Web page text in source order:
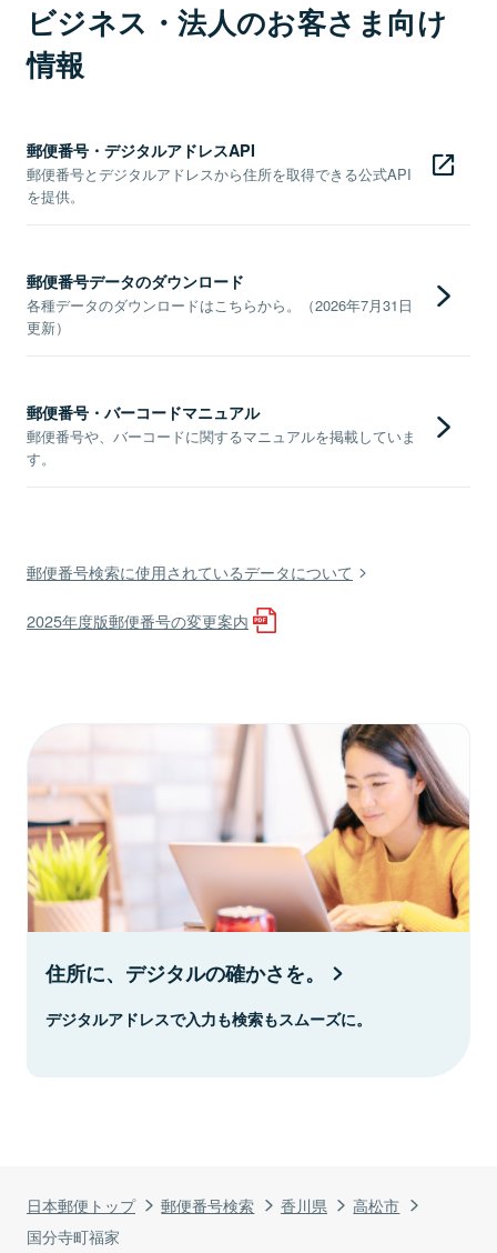
日本郵便トップ 郵便番号検索 香川県
高松市
国分寺町福家
ビジネス・法人のお客さま向け
情報
郵便番号・デジタルアドレスAPI
郵便番号とデジタルアドレスから住所を取得できる公式API
を提供。
郵便番号データのダウンロード
各種データのダウンロードはこちらから。（2026年7月31日
更新）
郵便番号・バーコードマニュアル
郵便番号や、バーコードに関するマニュアルを掲載していま
す。
郵便番号検索に使用されているデータについて
2025年度版郵便番号の変更案内
住所に、デジタルの確かさを。
デジタルアドレスで入力も検索もスムーズに。